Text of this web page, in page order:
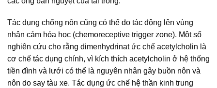
Tác dụng chống nôn cũng có thể do tác động lên vùng
nhận cảm hóa học (chemoreceptive trigger zone). Một số
nghiên cứu cho rằng dimenhydrinat ức chế acetylcholin là
cơ chế tác dụng chính, vì kích thích acetylcholin ở hệ thống
tiền đình và lưới có thể là nguyên nhân gây buồn nôn và
nôn do say tàu xe. Tác dụng ức chế hệ thần kinh trung